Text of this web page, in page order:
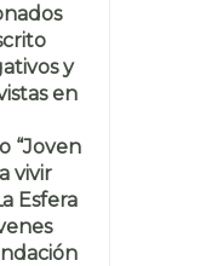
y
en
“Joven
vivir
Esfera